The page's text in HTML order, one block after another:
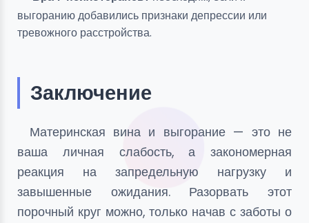
выгоранию добавились признаки депрессии или
тревожного расстройства.
Заключение
Материнская вина и выгорание — это не
ваша личная слабость, а закономерная
реакция на запредельную нагрузку и
завышенные ожидания. Разорвать этот
порочный круг можно, только начав с заботы о